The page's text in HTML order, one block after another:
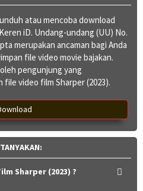
atau mencoba download
iD. Undang-undang (UU) No.
merupakan ancaman bagi Anda
file video movie bajakan.
pengunjung yang
video film Sharper (2023).
Sharper (2023) ?